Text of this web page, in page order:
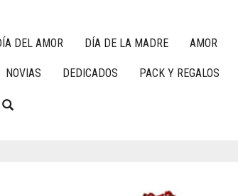
DEL AMOR DÍA DE LA MADRE AMOR
NOVIAS DEDICADOS PACK Y REGALOS